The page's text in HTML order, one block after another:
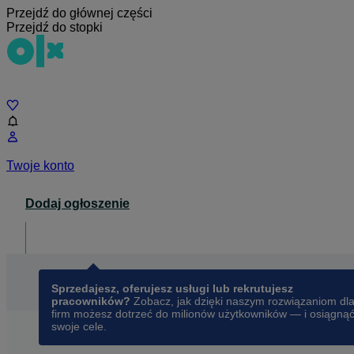
Przejdź do głównej części
Przejdź do stopki
Twoje konto
Dodaj ogłoszenie
Sprzedajesz, oferujesz usługi lub rekrutujesz
pracowników? Zobacz, jak dzięki naszym rozwiązaniom dla
firm możesz dotrzeć do milionów użytkowników — i osiągnąć
swoje cele.